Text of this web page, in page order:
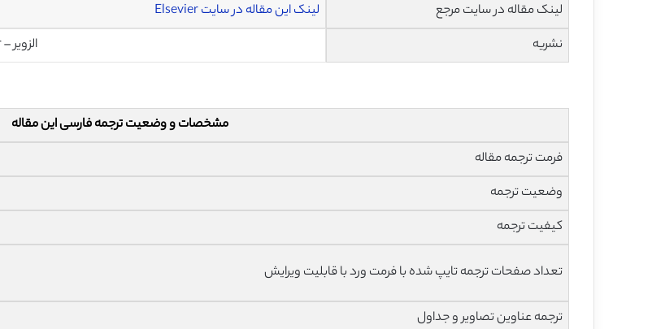
لینک مقاله در سایت مرجع
لینک این مقاله در سایت Elsevier
نشریه
الزویر – Elsevier
مشخصات و وضعیت ترجمه فارسی این مقاله
فرمت ترجمه مقاله
وضعیت ترجمه
کیفیت ترجمه
تعداد صفحات ترجمه تایپ شده با فرمت ورد با قابلیت ویرایش
ترجمه عناوین تصاویر و جداول